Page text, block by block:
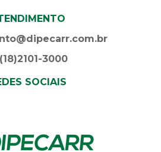
(18)2101-3000
SOCIAIS